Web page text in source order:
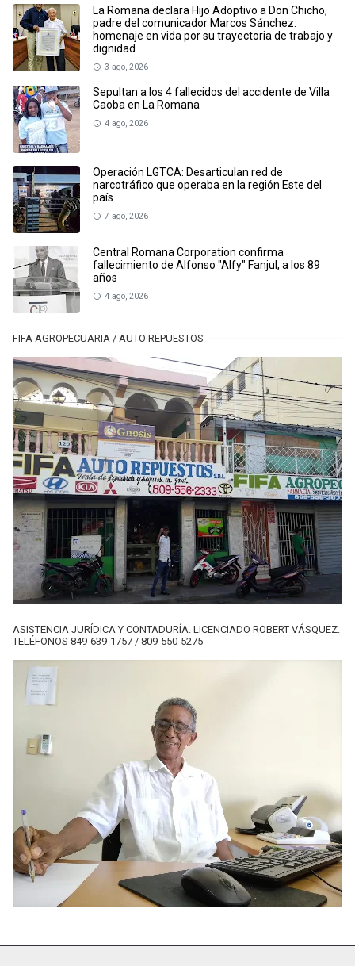
La Romana declara Hijo Adoptivo a Don Chicho,
padre del comunicador Marcos Sánchez:
homenaje en vida por su trayectoria de trabajo y
dignidad
3 ago, 2026
Sepultan a los 4 fallecidos del accidente de Villa
Caoba en La Romana
4 ago, 2026
Operación LGTCA: Desarticulan red de
narcotráfico que operaba en la región Este del
país
7 ago, 2026
Central Romana Corporation confirma
fallecimiento de Alfonso "Alfy" Fanjul, a los 89
años
4 ago, 2026
FIFA AGROPECUARIA / AUTO REPUESTOS
ASISTENCIA JURÍDICA Y CONTADURÍA. LICENCIADO ROBERT VÁSQUEZ.
TELÉFONOS 849-639-1757 / 809-550-5275